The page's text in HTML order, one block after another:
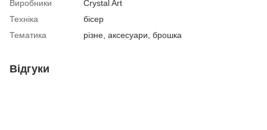
Виробники
Crystal Art
Техніка
бісер
Тематика
різне, аксесуари, брошка
Відгуки